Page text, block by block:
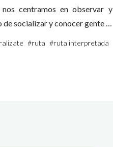
centramos en observar y
socializar y conocer gente …
#ruta #ruta interpretada